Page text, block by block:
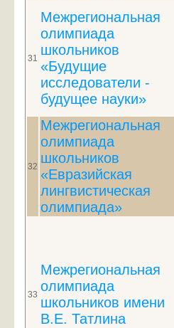
31
Межрегиональная
олимпиада
школьников
«Будущие
исследователи -
будущее науки»
32
Межрегиональная
олимпиада
школьников
«Евразийская
лингвистическая
олимпиада»
33
Межрегиональная
олимпиада
школьников имени
В.Е. Татлина